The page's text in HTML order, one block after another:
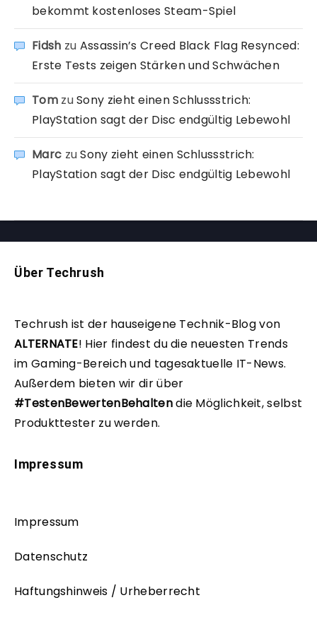
bekommt kostenloses Steam-Spiel
Fidsh zu Assassin’s Creed Black Flag Resynced:
Erste Tests zeigen Stärken und Schwächen
TomzuSony zieht einen Schlussstrich:
PlayStation sagt der Disc endgültig Lebewohl
Marc zuSony zieht einen Schlussstrich:
PlayStation sagt der Disc endgültig Lebewohl
Über Techrush
Techrush ist der hauseigene Technik-Blog von
ALTERNATE! Hier findest du die neuesten Trends
im Gaming-Bereich und tagesaktuelle IT-News.
Außerdem bieten wir dir über
#TestenBewertenBehaltendie Möglichkeit, selbst
Produkttester zu werden.
Impressum
Impressum
Datenschutz
Haftungshinweis / Urheberrecht